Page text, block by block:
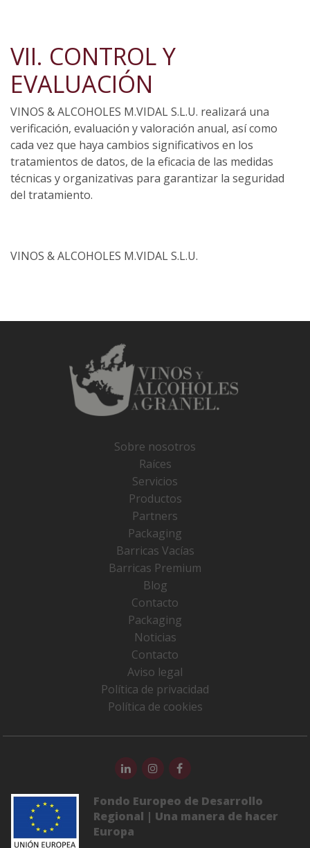
VII. CONTROL Y
EVALUACIÓN
VINOS & ALCOHOLES M.VIDAL S.L.U. realizará una
verificación, evaluación y valoración anual, así como
cada vez que haya cambios significativos en los
tratamientos de datos, de la eficacia de las medidas
técnicas y organizativas para garantizar la seguridad
del tratamiento.
VINOS & ALCOHOLES M.VIDAL S.L.U.
Sobre nosotros
Raíces
Servicios
Productos
Partners
Packaging
Barricas Vacías
Barricas Premium
Blog
Contacto
Packaging
Noticias
Contacto
Aviso legal
Política de privacidad
Política de cookies
Fondo Europeo de Desarrollo
Regional | Una manera de hacer
Europa